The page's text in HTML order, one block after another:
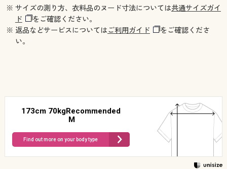
※ サイズの測り方、衣料品のヌード寸法については共通サイズガイ
ド
をご確認ください。
※ 返品などサービスについてはご利用ガイド
をご確認くださ
い。
173cm 70kgRecommended
M
Find out more on your body type